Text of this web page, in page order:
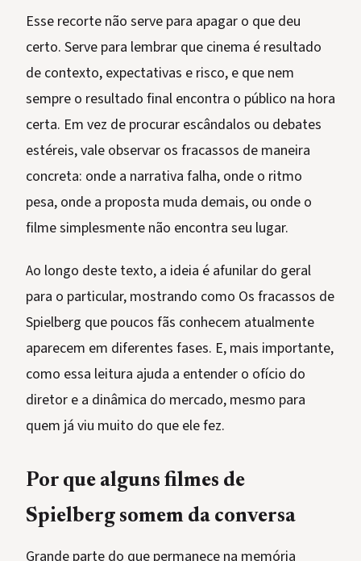
Esse recorte não serve para apagar o que deu
certo. Serve para lembrar que cinema é resultado
de contexto, expectativas e risco, e que nem
sempre o resultado final encontra o público na hora
certa. Em vez de procurar escândalos ou debates
estéreis, vale observar os fracassos de maneira
concreta: onde a narrativa falha, onde o ritmo
pesa, onde a proposta muda demais, ou onde o
filme simplesmente não encontra seu lugar.
Ao longo deste texto, a ideia é afunilar do geral
para o particular, mostrando como Os fracassos de
Spielberg que poucos fãs conhecem atualmente
aparecem em diferentes fases. E, mais importante,
como essa leitura ajuda a entender o ofício do
diretor e a dinâmica do mercado, mesmo para
quem já viu muito do que ele fez.
Por que alguns filmes de
Spielberg somem da conversa
Grande parte do que permanece na memória